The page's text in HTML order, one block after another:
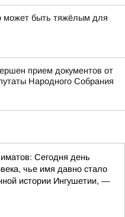
может быть тяжёлым для
прием документов от
Народного Собрания
Сегодня день
чье имя давно стало
истории Ингушетии, —